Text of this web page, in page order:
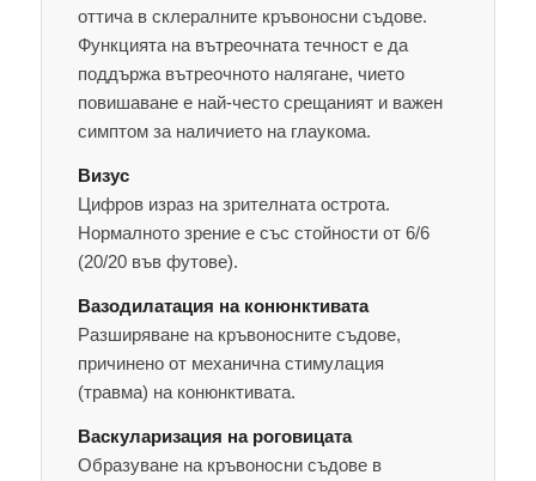
оттича в склералните кръвоносни съдове.
Функцията на вътреочната течност е да
поддържа вътреочното налягане, чието
повишаване е най-често срещаният и важен
симптом за наличието на глаукома.
Визус
Цифров израз на зрителната острота.
Нормалното зрение е със стойности от 6/6
(20/20 във футове).
Вазодилатация на конюнктивата
Разширяване на кръвоносните съдове,
причинено от механична стимулация
(травма) на конюнктивата.
Васкуларизация на роговицата
Образуване на кръвоносни съдове в